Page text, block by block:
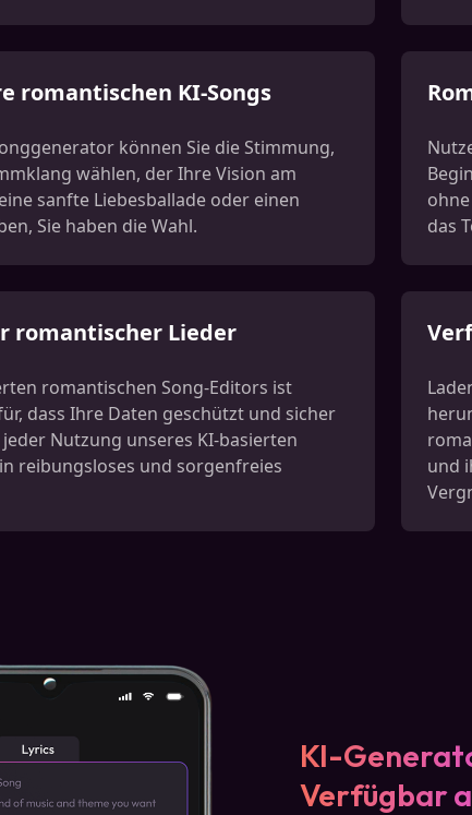
romantischen KI-Songs
können Sie die Stimmung,
wählen, der Ihre Vision am
sanfte Liebesballade oder einen
Sie haben die Wahl.
das
romantischer Lieder
romantischen Song-Editors ist
dass Ihre Daten geschützt und sicher
Nutzung unseres KI-basierten
reibungsloses und sorgenfreies
und
KI-
Verfügbar